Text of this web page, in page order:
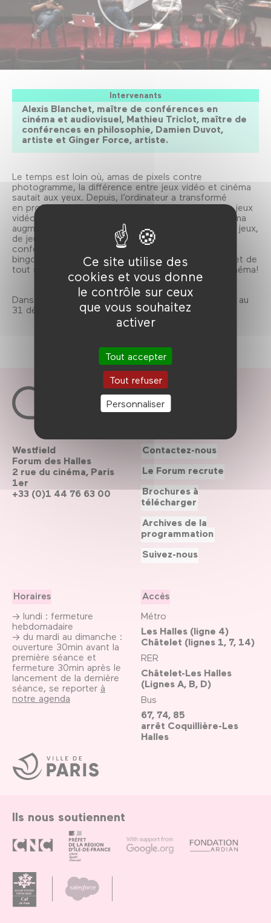
Ce site utilise des
cookies et vous donne
le contrôle sur ceux
que vous souhaitez
activer
Tout accepter
Tout refuser
Personnaliser
Intervenants
Alexis Blanchet, maître de conférences en
cinéma et audiovisuel, Mathieu Triclot, maître de
conférences en philosophie, Damien Duvot,
artiste et Ginger Force, artiste.
Le temps est loin où, amas de pixels contre
photogramme, la différence entre jeux vidéo et cinéma
sautait aux yeux. Depuis, l’ordinateur a transformé
en profondeur la production des images, quand les jeux
vidéo se sont mis à revendiquer une forme de cinéma
augmenté. Quels genres de cinéma fait-on avec les jeux,
de jeux avec le cinéma? Extraits à l’appui, cette
conférence ludique et participative – avec grilles de
bingo distribuées à l’entrée et lots à gagner – permet de
tout savoir sur les liens entre les jeux vidéo et le cinéma!
Dans le cadre de Les incassables, du 20 septembre au
31 décembre 2017.
Ville
de
Paris
Westfield
Forum des Halles
2 rue du cinéma, Paris
1er
+33 (0)1 44 76 63 00
Horaires
→ lundi : fermeture
hebdomadaire
→ du mardi au dimanche :
ouverture 30min avant la
première séance et
fermeture 30min après le
lancement de la dernière
séance, se reporter à
notre agenda
Accès
Métro
Les Halles (ligne 4)
Châtelet (lignes 1, 7, 14)
RER
Châtelet-Les Halles
(Lignes A, B, D)
Bus
67, 74, 85
arrêt Coquillière-Les
Halles
Contactez-nous
Le Forum recrute
Brochures à
télécharger
Archives de la
programmation
Suivez-nous
Ils nous soutiennent